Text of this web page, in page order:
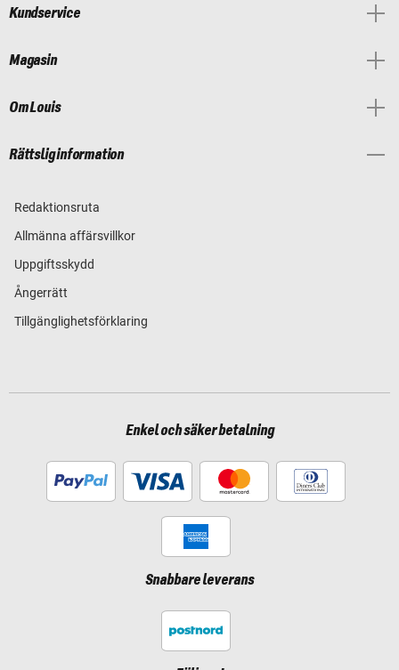
Kundservice
Magasin
Om Louis
Rättslig information
Redaktionsruta
Allmänna affärsvillkor
Uppgiftsskydd
Ångerrätt
Tillgänglighetsförklaring
Enkel och säker betalning
Snabbare leverans